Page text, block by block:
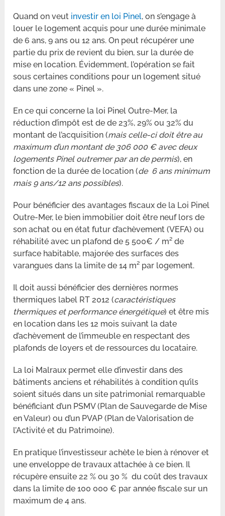
Quand on veut investir en loi Pinel, on s’engage à
louer le logement acquis pour une durée minimale
de 6 ans, 9 ans ou 12 ans. On peut récupérer une
partie du prix de revient du bien, sur la durée de
mise en location. Évidemment, l’opération se fait
sous certaines conditions pour un logement situé
dans une zone « Pinel ».
En ce qui concerne la loi Pinel Outre-Mer, la
réduction d’impôt est de de 23%, 29% ou 32% du
montant de l’acquisition (mais celle-ci doit être au
maximum d’un montant de 306 000 € avec deux
logements Pinel outremer par an de permis), en
fonction de la durée de location (de 6 ans minimum
mais 9 ans/12 ans possibles).
Pour bénéficier des avantages fiscaux de la Loi Pinel
Outre-Mer, le bien immobilier doit être neuf lors de
son achat ou en état futur d’achèvement (VEFA) ou
réhabilité avec un plafond de 5 500€ / m² de
surface habitable, majorée des surfaces des
varangues dans la limite de 14 m² par logement.
Il doit aussi bénéficier des dernières normes
thermiques label RT 2012 (caractéristiques
thermiques et performance énergétique) et être mis
en location dans les 12 mois suivant la date
d’achèvement de l’immeuble en respectant des
plafonds de loyers et de ressources du locataire.
La loi Malraux permet elle d’investir dans des
bâtiments anciens et réhabilités à condition qu’ils
soient situés dans un site patrimonial remarquable
bénéficiant d’un PSMV (Plan de Sauvegarde de Mise
en Valeur) ou d’un PVAP (Plan de Valorisation de
l’Activité et du Patrimoine).
En pratique l’investisseur achète le bien à rénover et
une enveloppe de travaux attachée à ce bien. Il
récupère ensuite 22 % ou 30 % du coût des travaux
dans la limite de 100 000 € par année fiscale sur un
maximum de 4 ans.